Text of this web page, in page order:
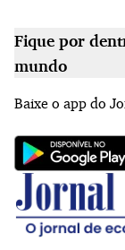
Fique por
mundo
Baixe o app do